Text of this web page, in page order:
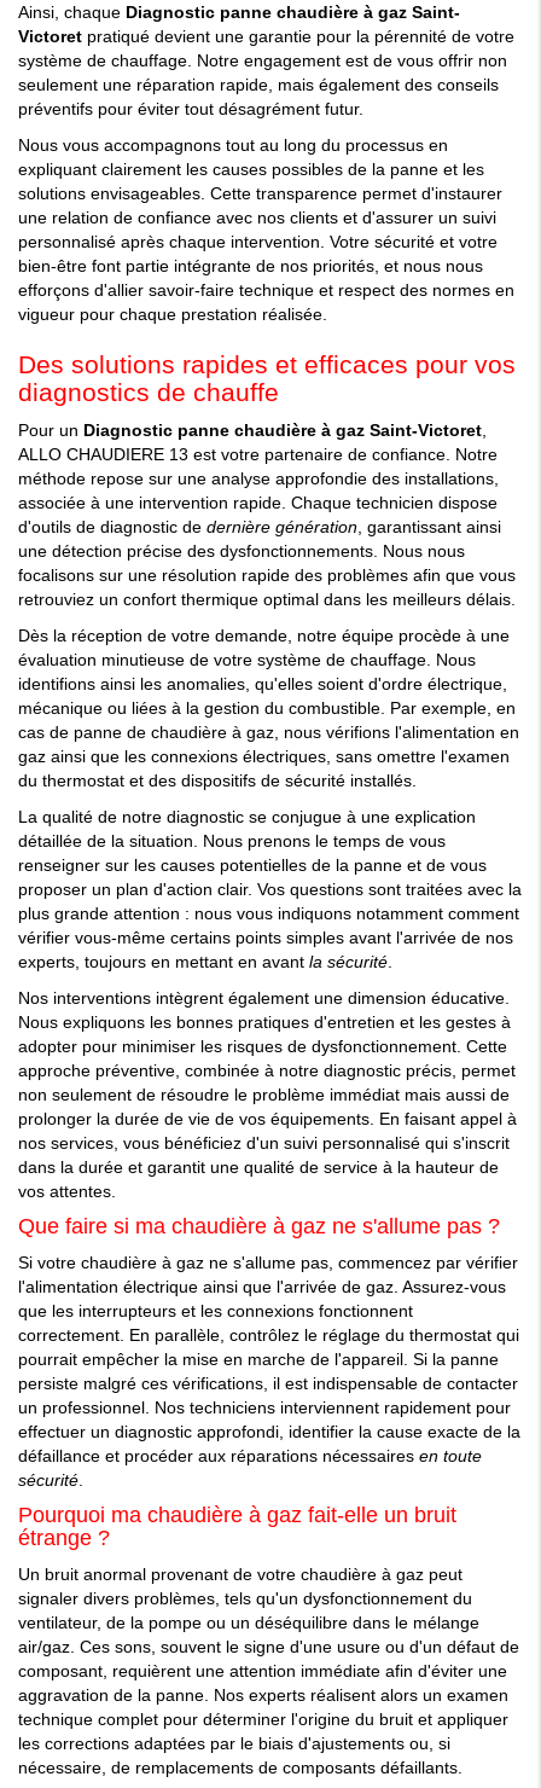
Ainsi, chaque Diagnostic panne chaudière à gaz Saint-
Victoret pratiqué devient une garantie pour la pérennité de votre
système de chauffage. Notre engagement est de vous offrir non
seulement une réparation rapide, mais également des conseils
préventifs pour éviter tout désagrément futur.
Nous vous accompagnons tout au long du processus en
expliquant clairement les causes possibles de la panne et les
solutions envisageables. Cette transparence permet d'instaurer
une relation de confiance avec nos clients et d'assurer un suivi
personnalisé après chaque intervention. Votre sécurité et votre
bien-être font partie intégrante de nos priorités, et nous nous
efforçons d'allier savoir-faire technique et respect des normes en
vigueur pour chaque prestation réalisée.
Des solutions rapides et efficaces pour vos
diagnostics de chauffe
Pour un Diagnostic panne chaudière à gaz Saint-Victoret,
ALLO CHAUDIERE 13 est votre partenaire de confiance. Notre
méthode repose sur une analyse approfondie des installations,
associée à une intervention rapide. Chaque technicien dispose
d'outils de diagnostic de dernière génération, garantissant ainsi
une détection précise des dysfonctionnements. Nous nous
focalisons sur une résolution rapide des problèmes afin que vous
retrouviez un confort thermique optimal dans les meilleurs délais.
Dès la réception de votre demande, notre équipe procède à une
évaluation minutieuse de votre système de chauffage. Nous
identifions ainsi les anomalies, qu'elles soient d'ordre électrique,
mécanique ou liées à la gestion du combustible. Par exemple, en
cas de panne de chaudière à gaz, nous vérifions l'alimentation en
gaz ainsi que les connexions électriques, sans omettre l'examen
du thermostat et des dispositifs de sécurité installés.
La qualité de notre diagnostic se conjugue à une explication
détaillée de la situation. Nous prenons le temps de vous
renseigner sur les causes potentielles de la panne et de vous
proposer un plan d'action clair. Vos questions sont traitées avec la
plus grande attention : nous vous indiquons notamment comment
vérifier vous-même certains points simples avant l'arrivée de nos
experts, toujours en mettant en avant la sécurité.
Nos interventions intègrent également une dimension éducative.
Nous expliquons les bonnes pratiques d'entretien et les gestes à
adopter pour minimiser les risques de dysfonctionnement. Cette
approche préventive, combinée à notre diagnostic précis, permet
non seulement de résoudre le problème immédiat mais aussi de
prolonger la durée de vie de vos équipements. En faisant appel à
nos services, vous bénéficiez d'un suivi personnalisé qui s'inscrit
dans la durée et garantit une qualité de service à la hauteur de
vos attentes.
Que faire si ma chaudière à gaz ne s'allume pas ?
Si votre chaudière à gaz ne s'allume pas, commencez par vérifier
l'alimentation électrique ainsi que l'arrivée de gaz. Assurez-vous
que les interrupteurs et les connexions fonctionnent
correctement. En parallèle, contrôlez le réglage du thermostat qui
pourrait empêcher la mise en marche de l'appareil. Si la panne
persiste malgré ces vérifications, il est indispensable de contacter
un professionnel. Nos techniciens interviennent rapidement pour
effectuer un diagnostic approfondi, identifier la cause exacte de la
défaillance et procéder aux réparations nécessaires en toute
sécurité.
Pourquoi ma chaudière à gaz fait-elle un bruit
étrange ?
Un bruit anormal provenant de votre chaudière à gaz peut
signaler divers problèmes, tels qu'un dysfonctionnement du
ventilateur, de la pompe ou un déséquilibre dans le mélange
air/gaz. Ces sons, souvent le signe d'une usure ou d'un défaut de
composant, requièrent une attention immédiate afin d'éviter une
aggravation de la panne. Nos experts réalisent alors un examen
technique complet pour déterminer l'origine du bruit et appliquer
les corrections adaptées par le biais d'ajustements ou, si
nécessaire, de remplacements de composants défaillants.